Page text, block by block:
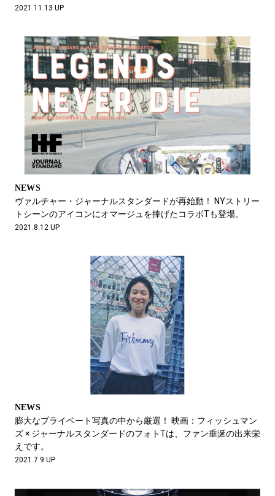
2021.11.13 UP
NEWS
ヴァルチャー・ジャーナルスタンダードが再始動！ NYストリー
トシーンのアイコンにオマージュを捧げたコラボTも登場。
2021.8.12 UP
NEWS
膨大なプライベート写真の中から厳選！ 映画：フィッシュマン
ズ × ジャーナルスタンダードのフォトTは、ファン垂涎の出来栄
えです。
2021.7.9 UP